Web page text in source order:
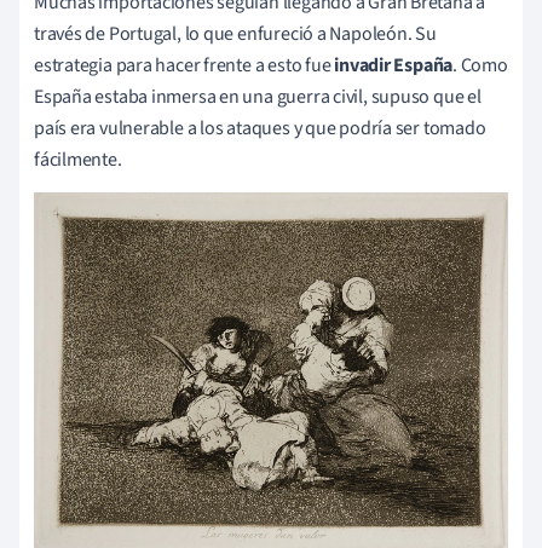
través de Portugal, lo que enfureció a Napoleón. Su
estrategia para hacer frente a esto fueinvadir España. Como
España estaba inmersa en una guerra civil, supuso que el
país era vulnerable a los ataques y que podría ser tomado
fácilmente.